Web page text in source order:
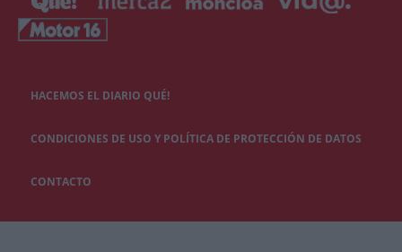
HACEMOS EL DIARIO QUÉ!
CONDICIONES DE USO Y POLÍTICA DE PROTECCIÓN DE DATOS
CONTACTO